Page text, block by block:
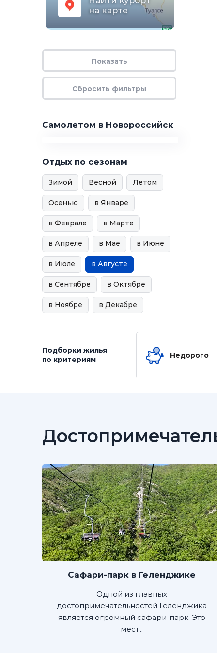
на карте
Самолетом в Новороссийск
Отдых по сезонам
Зимой Весной Летом
Осенью в Январе
в Феврале в Марте
в Апреле в Мае в Июне
в Июле в Августе
в Сентябре в Октябре
в Ноябре в Декабре
Подборки жилья
по критериям
Недорого
Сафари-парк в Геленджике
Одной из главных
достопримечательностей Геленджика
является огромный сафари-парк. Это
мест...